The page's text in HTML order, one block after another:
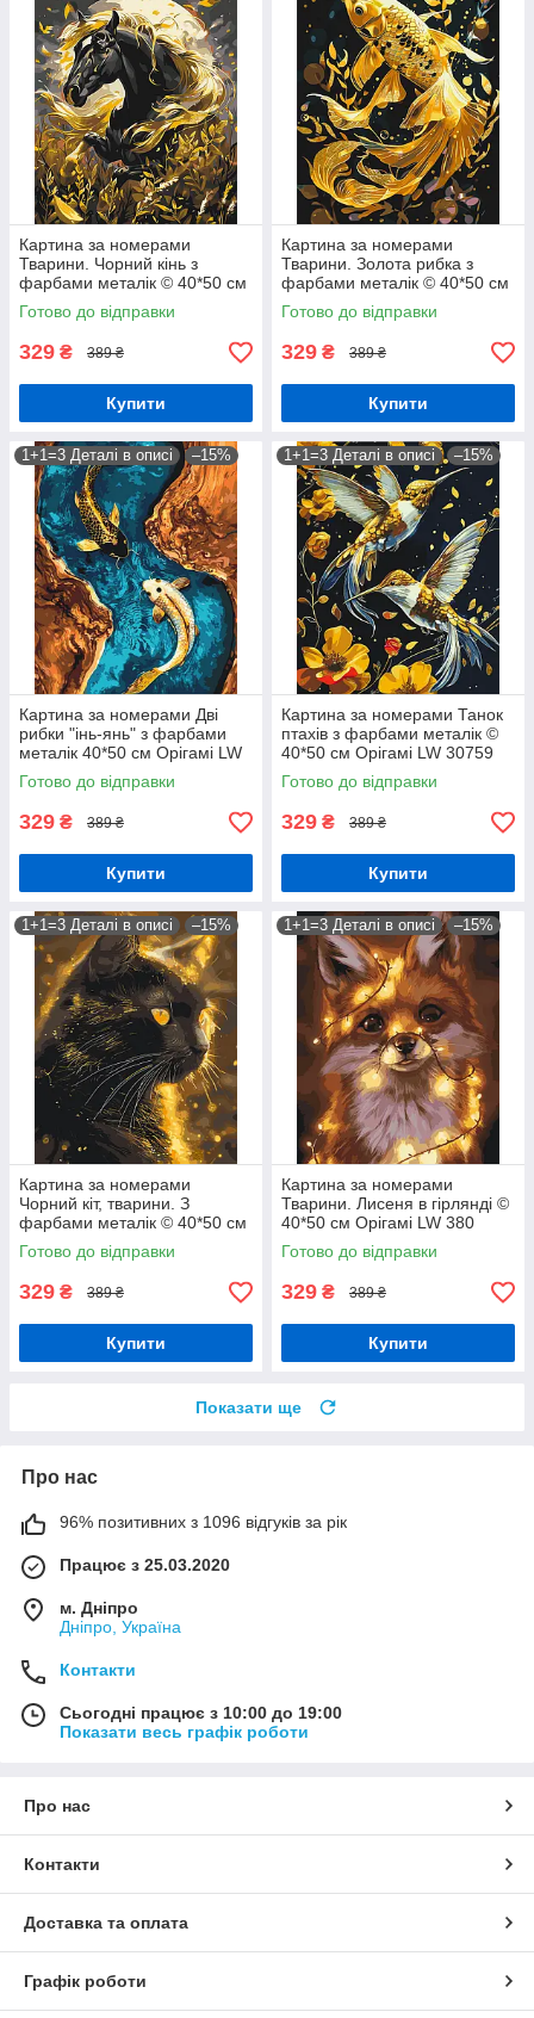
Картина за номерами
Тварини. Чорний кінь з
фарбами металік © 40*50 см
Орігамі LW 31200
Готово до відправки
329 ₴ 389 ₴
Купити
Картина за номерами
Тварини. Золота рибка з
фарбами металік © 40*50 см
Орігамі LW 9670
Готово до відправки
329 ₴ 389 ₴
Купити
1+1=3 Деталі в описі –15%
Картина за номерами Дві
рибки "інь-янь" з фарбами
металік 40*50 см Орігамі LW
3444
Готово до відправки
329 ₴ 389 ₴
Купити
1+1=3 Деталі в описі –15%
Картина за номерами Танок
птахів з фарбами металік ©
40*50 см Орігамі LW 30759
Готово до відправки
329 ₴ 389 ₴
Купити
1+1=3 Деталі в описі –15%
Картина за номерами
Чорний кіт, тварини. З
фарбами металік © 40*50 см
Орігамі LW 3301
Готово до відправки
329 ₴ 389 ₴
Купити
1+1=3 Деталі в описі –15%
Картина за номерами
Тварини. Лисеня в гірлянді ©
40*50 см Орігамі LW 380
Готово до відправки
329 ₴ 389 ₴
Купити
Показати ще
Про нас
96% позитивних з 1096 відгуків за рік
Працює з 25.03.2020
м. Дніпро
Дніпро, Україна
Контакти
Сьогодні працює з 10:00 до 19:00
Показати весь графік роботи
Про нас
Контакти
Доставка та оплата
Графік роботи